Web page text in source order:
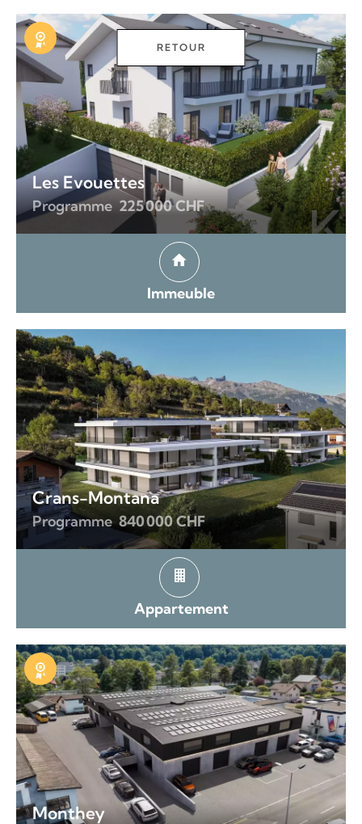
RETOUR
Exclusivité
Les Evouettes
Programme 225 000 CHF
Immeuble
Crans-Montana
Programme 840 000 CHF
Appartement
Exclusivité
Monthey